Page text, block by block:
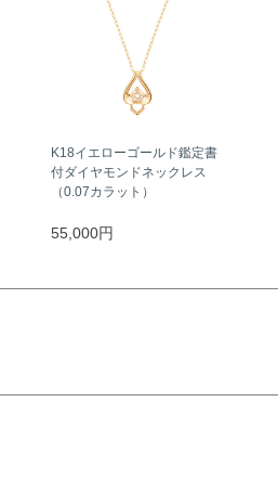
K18イエローゴールド鑑定書
付ダイヤモンドネックレス
（0.07カラット）
55,000円